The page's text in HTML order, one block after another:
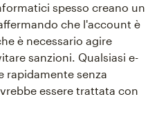
spesso creano un
che l'account è
è necessario agire
sanzioni. Qualsiasi e-
rapidamente senza
essere trattata con